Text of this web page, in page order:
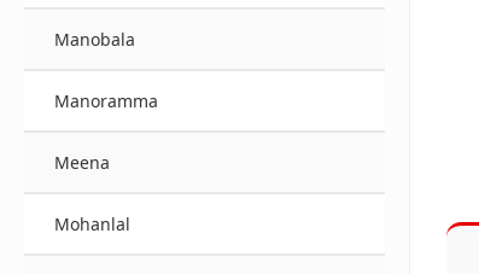
Manobala
Manoramma
Meena
Mohanlal